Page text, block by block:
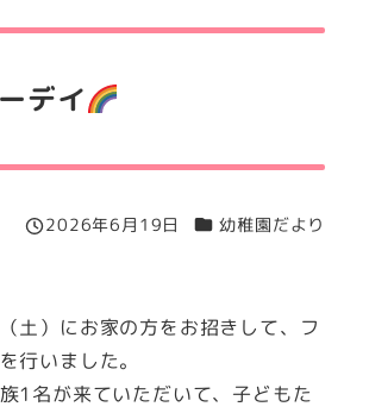
デイ
投稿日
2026年6月19日 カテゴリー
幼稚園だより
土）にお家の方をお招きして、フ
行いました。
1名が来ていただいて、子どもた